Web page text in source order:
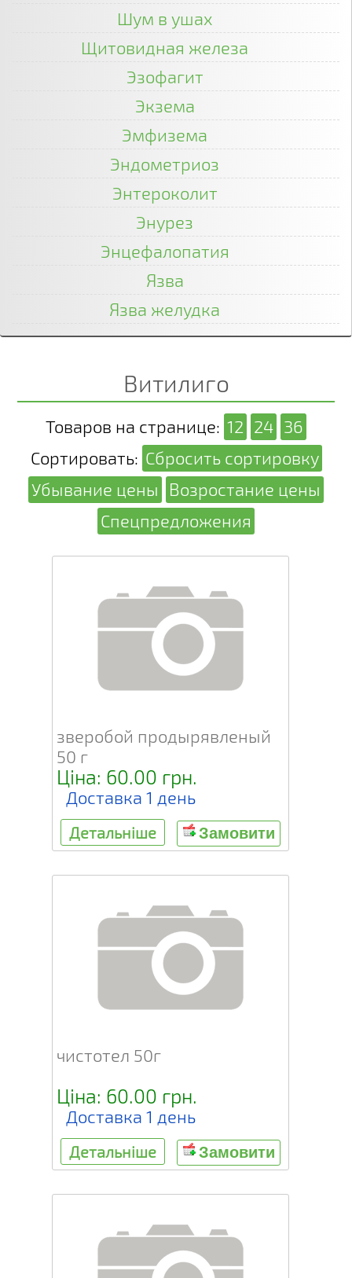
Шум в ушах
Щитовидная железа
Эзофагит
Экзема
Эмфизема
Эндометриоз
Энтероколит
Энурез
Энцефалопатия
Язва
Язва желудка
Витилиго
Товаров на странице: 12 24 36
Сортировать: Сбросить сортировку
Убывание цены
Возростание цены
Спецпредложения
зверобой продырявленый
50 г
Ціна: 60.00 грн.
Доставка 1 день
Детальніше Замовити
чистотел 50г
Ціна: 60.00 грн.
Доставка 1 день
Детальніше Замовити